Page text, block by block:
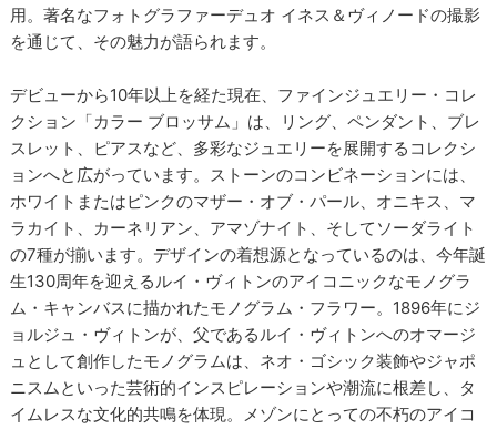
用。著名なフォトグラファーデュオ イネス＆ヴィノードの撮影
を通じて、その魅力が語られます。
デビューから10年以上を経た現在、ファインジュエリー・コレ
クション「カラー ブロッサム」は、リング、ペンダント、ブレ
スレット、ピアスなど、多彩なジュエリーを展開するコレクシ
ョンへと広がっています。ストーンのコンビネーションには、
ホワイトまたはピンクのマザー・オブ・パール、オニキス、マ
ラカイト、カーネリアン、アマゾナイト、そしてソーダライト
の7種が揃います。デザインの着想源となっているのは、今年誕
生130周年を迎えるルイ・ヴィトンのアイコニックなモノグラ
ム・キャンバスに描かれたモノグラム・フラワー。1896年にジ
ョルジュ・ヴィトンが、父であるルイ・ヴィトンへのオマージ
ュとして創作したモノグラムは、ネオ・ゴシック装飾やジャポ
ニスムといった芸術的インスピレーションや潮流に根差し、タ
イムレスな文化的共鳴を体現。メゾンにとっての不朽のアイコ